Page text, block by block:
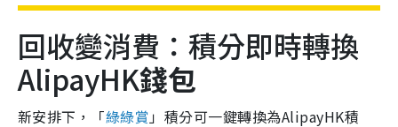
回收變消費：積分即時轉換
AlipayHK錢包
新安排下，「綠綠賞」積分可一鍵轉換為AlipayHK積